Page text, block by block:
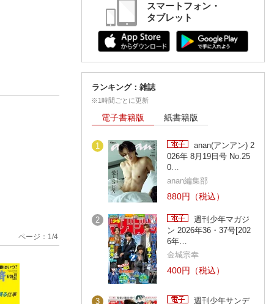
ページ： 1 /4
スマートフォン・
タブレット
ランキング：雑誌
※1時間ごとに更新
電子書籍版 紙書籍版
1
anan(アンアン) 2
026年 8月19日号 No.25
0…
anan編集部
880円（税込）
2
週刊少年マガジ
ン 2026年36・37号[202
6年…
金城宗幸
400円（税込）
3
週刊少年サンデ